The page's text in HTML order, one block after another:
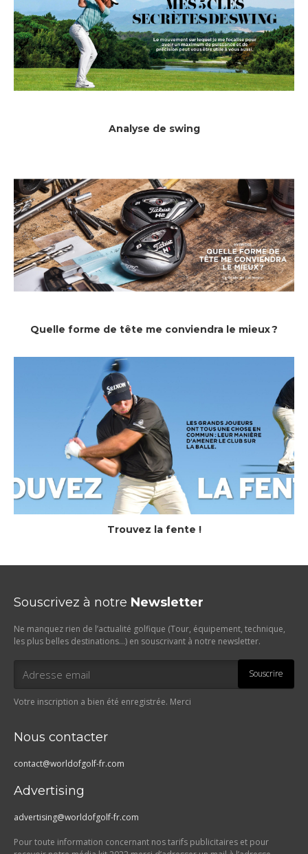
Analyse de swing
Quelle forme de tête me conviendra le mieux ?
Trouvez la fente !
Souscrivez à notre Newsletter
Ne manquez rien de l’actualité golfique (Tour, équipement, technique,
les plus belles destinations…) en souscrivant à notre newsletter.
Souscrire
Votre inscription a bien été enregistrée. Merci
Nous contacter
contact@worldofgolf-fr.com
Advertising
advertising@worldofgolf-fr.com
Pour toute information concernant nos tarifs publicitaires et pour